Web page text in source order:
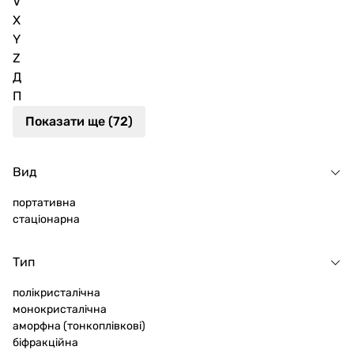
X
Y
Z
Д
П
Показати ще (72)
Вид
портативна
стаціонарна
Тип
полікристалічна
монокристалічна
аморфна (тонкоплівкові)
біфракційна